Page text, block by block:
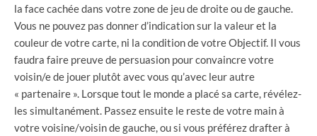
la face cachée dans votre zone de jeu de droite ou de gauche.
Vous ne pouvez pas donner d’indication sur la valeur et la
couleur de votre carte, ni la condition de votre Objectif. Il vous
faudra faire preuve de persuasion pour convaincre votre
voisin/e de jouer plutôt avec vous qu’avec leur autre
« partenaire ». Lorsque tout le monde a placé sa carte, révélez-
les simultanément. Passez ensuite le reste de votre main à
votre voisine/voisin de gauche, ou si vous préférez drafter à